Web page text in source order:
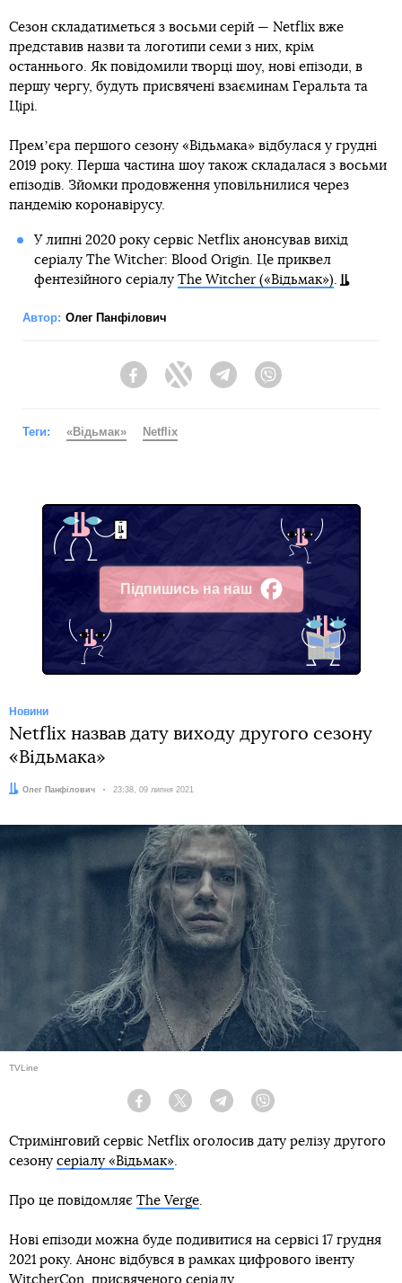
Сезон складатиметься з восьми серій — Netflix вже
представив назви та логотипи семи з них, крім
останнього. Як повідомили творці шоу, нові епізоди, в
першу чергу, будуть присвячені взаєминам Геральта та
Цірі.
Премʼєра першого сезону «Відьмака» відбулася у грудні
2019 року. Перша частина шоу також складалася з восьми
епізодів. Зйомки продовження уповільнилися через
пандемію коронавірусу.
У липні 2020 року сервіс Netflix анонсував вихід
серіалу The Witcher: Blood Origin. Це приквел
фентезійного серіалу The Witcher («Відьмак»).
Автор: Олег Панфілович
FacebookTwitter Telegram
Теги: «Відьмак» Netflix
Підпишись на наш
Facebook
Новини
Netflix назвав дату виходу другого сезону
«Відьмака»
Автор:
Олег Панфілович Дата:
23:38, 09 липня 2021
TVLine
Facebook Twitter Telegram
Стримінговий сервіс Netflix оголосив дату релізу другого
сезону серіалу «Відьмак»
Про це повідомляє The Verge
Нові епізоди можна буде подивитися на сервісі 17 грудня
2021 року. Анонс відбувся в рамках цифрового івенту
WitcherCon, присвяченого серіалу.